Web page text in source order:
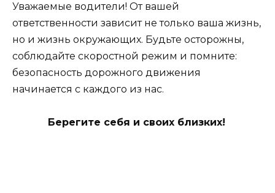
Уважаемые водители! От вашей
ответственности зависит не только ваша жизнь,
но и жизнь окружающих. Будьте осторожны,
соблюдайте скоростной режим и помните:
безопасность дорожного движения
начинается с каждого из нас.
Берегите себя и своих близких!